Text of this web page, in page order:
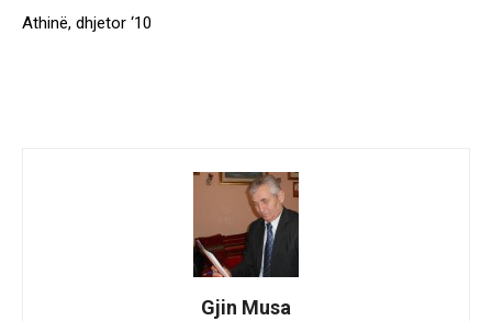
Athinë, dhjetor ‘10
Gjin Musa